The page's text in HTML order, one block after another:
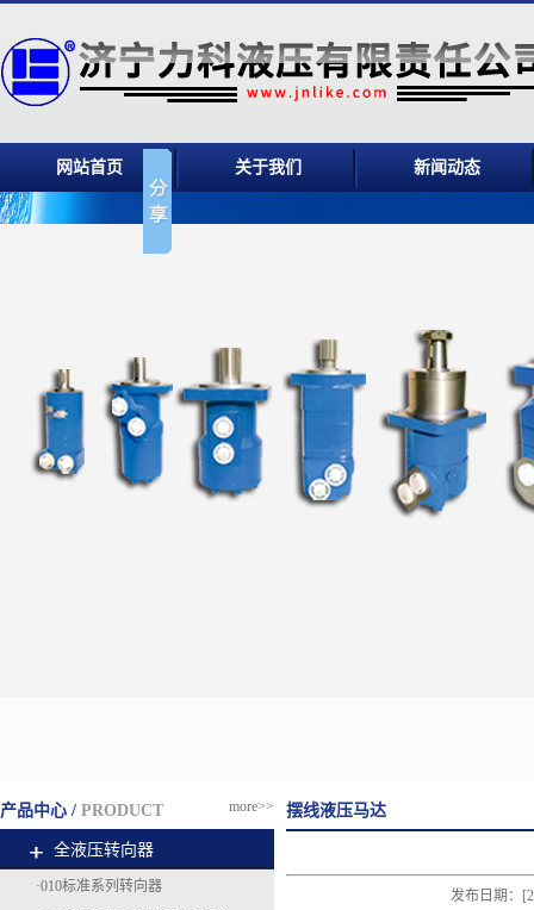
网站首页 关于我们 新闻动态
产品中心 / PRODUCT more>>
全液压转向器
·010标准系列转向器
摆线液压马达
发布日期：